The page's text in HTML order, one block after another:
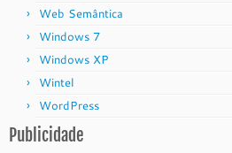
Web Semântica
Windows 7
Windows XP
Wintel
WordPress
Publicidade